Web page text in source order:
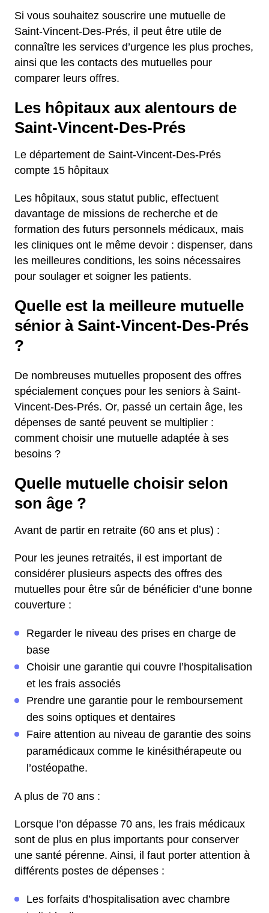
Si vous souhaitez souscrire une mutuelle de
Saint-Vincent-Des-Prés, il peut être utile de
connaître les services d’urgence les plus proches,
ainsi que les contacts des mutuelles pour
comparer leurs offres.
Les hôpitaux aux alentours de
Saint-Vincent-Des-Prés
Le département de Saint-Vincent-Des-Prés
compte 15 hôpitaux
Les hôpitaux, sous statut public, effectuent
davantage de missions de recherche et de
formation des futurs personnels médicaux, mais
les cliniques ont le même devoir : dispenser, dans
les meilleures conditions, les soins nécessaires
pour soulager et soigner les patients.
Quelle est la meilleure mutuelle
sénior à Saint-Vincent-Des-Prés
?
De nombreuses mutuelles proposent des offres
spécialement conçues pour les seniors à Saint-
Vincent-Des-Prés. Or, passé un certain âge, les
dépenses de santé peuvent se multiplier :
comment choisir une mutuelle adaptée à ses
besoins ?
Quelle mutuelle choisir selon
son âge ?
Avant de partir en retraite (60 ans et plus) :
Pour les jeunes retraités, il est important de
considérer plusieurs aspects des offres des
mutuelles pour être sûr de bénéficier d’une bonne
couverture :
Regarder le niveau des prises en charge de
base
Choisir une garantie qui couvre l’hospitalisation
et les frais associés
Prendre une garantie pour le remboursement
des soins optiques et dentaires
Faire attention au niveau de garantie des soins
paramédicaux comme le kinésithérapeute ou
l’ostéopathe.
A plus de 70 ans :
Lorsque l’on dépasse 70 ans, les frais médicaux
sont de plus en plus importants pour conserver
une santé pérenne. Ainsi, il faut porter attention à
différents postes de dépenses :
Les forfaits d’hospitalisation avec chambre